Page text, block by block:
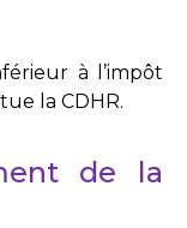
à l’impôt
la CDHR.
de la